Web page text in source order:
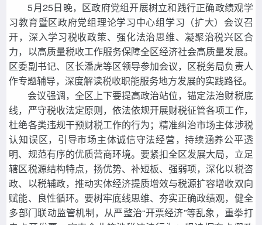
5月25日晚，区政府党组开展树立和践行正确政绩观学
习教育暨区政府党组理论学习中心组学习（扩大）会议召
开，深入学习税收政策、强化法治思维、凝聚治税兴区合
力，以高质量税收工作服务保障全区经济社会高质量发展。
区委副书记、区长潘虎等区领导参加会议，区税务局负责人
作专题辅导，深度解读税收职能服务地方发展的实践路径。
会议强调，全区上下要提高政治站位，锚定法治财税底
线，严守税收法定原则，依法依规开展财税征管各项工作，
杜绝各类违规干预财税工作的行为；精准纠治市场主体涉税
认知误区，引导市场主体诚信守法经营，持续涵养公平透
明、规范有序的优质营商环境。要紧扣全区发展大局，立足
辖区税源结构特点，扬优势、补短板、强弱项，深化以税咨
政、以税辅政，推动实体经济提质增效与税源扩容增收双向
赋能、良性循环。要树牢底线思维、夯实正确政绩观，健全
多部门联动监管机制，从严整治“开票经济”等乱象，重拳打